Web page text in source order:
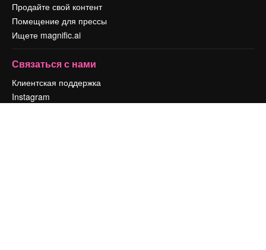
Продайте свой контент
Помещение для прессы
Ищете magnific.ai
Связаться с нами
Клиентская поддержка
Instagram